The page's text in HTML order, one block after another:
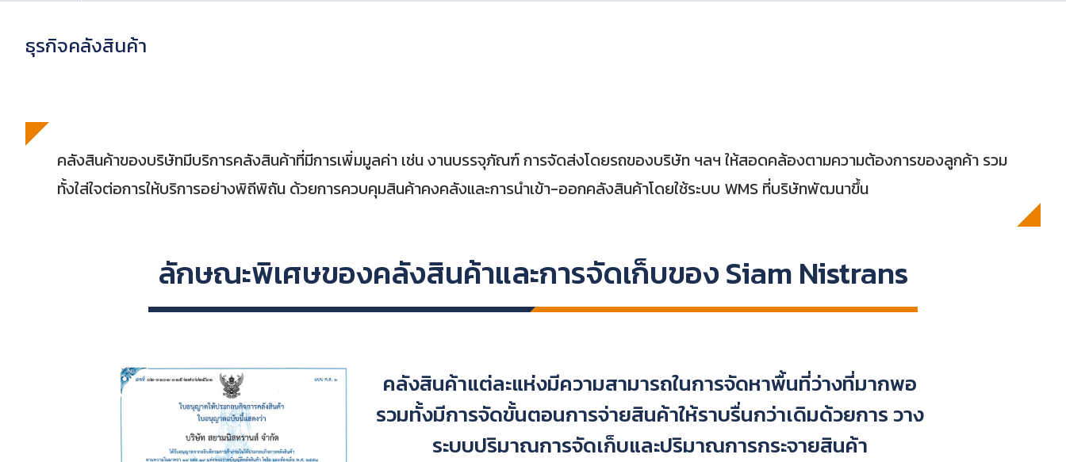
ธุรกิจคลังสินค้า
คลังสินค้าของบริษัทมีบริการคลังสินค้าที่มีการเพิ่มมูลค่า เช่น งานบรรจุภัณฑ์ การจัดส่งโดยรถของบริษัท ฯลฯ ให้สอดคล้องตามความต้องการของลูกค้า รวม
ทั้งใส่ใจต่อการให้บริการอย่างพิถีพิถัน ด้วยการควบคุมสินค้าคงคลังและการนำเข้า-ออกคลังสินค้าโดยใช้ระบบ WMS ที่บริษัทพัฒนาขึ้น
ลักษณะพิเศษของคลังสินค้าและการจัดเก็บของ Siam Nistrans
คลังสินค้าแต่ละแห่งมีความสามารถในการจัดหาพื้นที่ว่างที่มากพอ
รวมทั้งมีการจัดขั้นตอนการจ่ายสินค้าให้ราบรื่นกว่าเดิมด้วยการ วาง
ระบบปริมาณการจัดเก็บและปริมาณการกระจายสินค้า